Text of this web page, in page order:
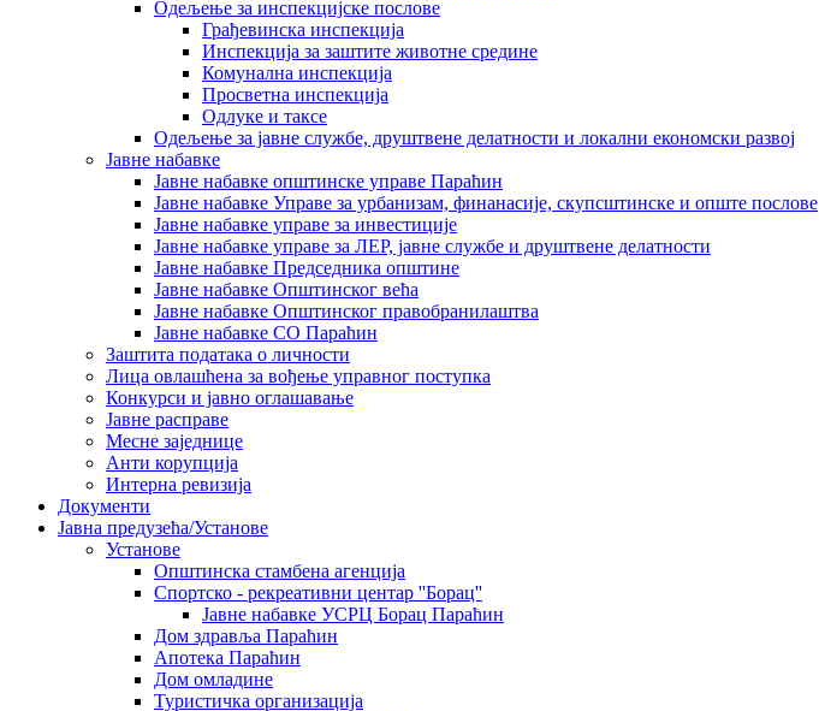
Одељење за инспекцијске послове
Грађевинска инспекција
Инспекција за заштите животне средине
Комунална инспекција
Просветна инспекција
Одлуке и таксе
Одељење за јавне службе, друштвене делатности и локални економски развој
Јавне набавке
Јавне набавке општинске управе Параћин
Јавне набавке Управе за урбанизам, финанасије, скупсштинске и опште послове
Јавне набавке управе за инвестиције
Јавне набавке управе за ЛЕР, јавне службе и друштвене делатности
Јавне набавке Председника општине
Јавне набавке Општинског већа
Јавне набавке Општинског правобранилаштва
Јавне набавке СО Параћин
Заштита података о личности
Лица овлашћена за вођење управног поступка
Конкурси и јавно оглашавање
Јавне расправе
Месне заједнице
Анти корупција
Интерна ревизија
Документи
Јавна предузећа/Установе
Установе
Општинскa стамбенa агенцијa
Спортско - рекреативни центар ''Борац''
Јавне набавке УСРЦ Борац Параћин
Дом здравља Параћин
Апотека Параћин
Дом омладине
Туристичка организација